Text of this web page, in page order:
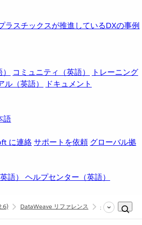
ラスチックスが推進しているDXの事例
コミュニティ（英語）
トレーニング
（英語）
ドキュメント
語
に連絡サポートを依頼 グローバル拠
語） ヘルプセンター（英語）
DataWeave リファレンス dw::util::Tree